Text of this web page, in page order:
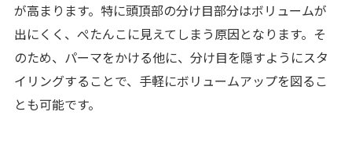
が高まります。特に頭頂部の分け目部分はボリュームが
出にくく、ぺたんこに見えてしまう原因となります。そ
のため、パーマをかける他に、分け目を隠すようにスタ
イリングすることで、手軽にボリュームアップを図るこ
とも可能です。